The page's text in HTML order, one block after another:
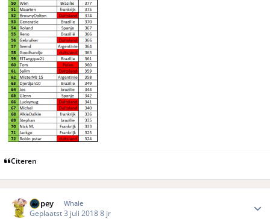
Citeren
Dopey Whale
Geplaatst 3 juli 20188 jr